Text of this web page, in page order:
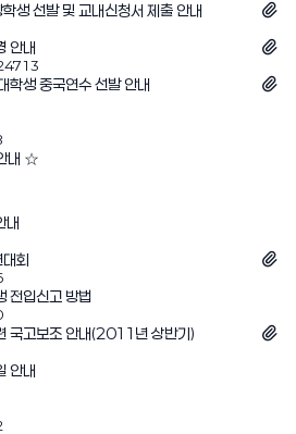
생 선발 및 교내신청서 제출 안내
안내
회수:
생 중국연수 선발 안내
내 ☆
내
회
전입신고 방법
국고보조 안내(2011년 상반기)
안내